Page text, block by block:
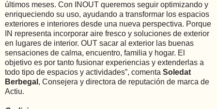
últimos meses. Con INOUT queremos seguir optimizando y
enriqueciendo su uso, ayudando a transformar los espacios
exteriores e interiores desde una nueva perspectiva. Porque
IN representa incorporar aire fresco y soluciones de exterior
en lugares de interior. OUT sacar al exterior las buenas
sensaciones de calma, encuentro, familia y hogar. El
objetivo es por tanto fusionar experiencias y extenderlas a
todo tipo de espacios y actividades”, comenta Soledat
Berbegal , Consejera y directora de reputación de marca de
Actiu.